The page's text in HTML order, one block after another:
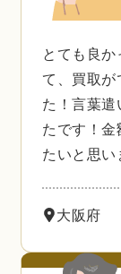
とても良
て、買取
た！言葉
たです！
たいと思い
大阪府